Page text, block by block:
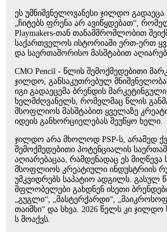
ეს უმნიშვნელოვანესი ჯილდო გადაეცა
„ჩიტებს ფრენა არ ავიწყდებათ“,
Playmakers-თან თანამშრომლობით
საქართველოს ისტორიაში ერთ-ერთ
და საერთაშორისო მასშტაბით
CMO Pencil - წლის შემოქმედებითი
ჯილდო, განსაკუთრებულ
იგი გადაეცემა ბრენდის
ხელმძღვანელს, რომელმაც წლის
მსოფლიოს მასშტაბით ყველაზე
იდეის განხორციელებას შეუწყო ხელი.
ჯილდო არა მხოლოდ PSP-ს, არამედ
შემოქმედებითი პოტენციალის
აღიარებაცაა, რამდენადაც ეს
მსოფლიოს კრეატიული ინდუსტრიის
უმკვიდრებს საპატიო ადგილს. გასულ
მფლობელები გახდნენ ისეთი
„გუგლი“, „მასტერქარდი“,
თაიმსი“ და სხვა. 2026 წელს კი
ს მოაქვს.